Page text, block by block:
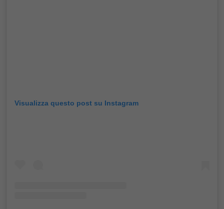
Visualizza questo post su Instagram